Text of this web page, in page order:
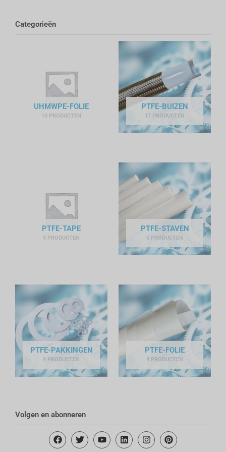
Categorieën
UHMWPE-FOLIE
10 PRODUCTEN
PTFE-BUIZEN
17 PRODUCTEN
PTFE-TAPE
5 PRODUCTEN
PTFE-STAVEN
6 PRODUCTEN
PTFE-PAKKINGEN
9 PRODUCTEN
PTFE-FOLIE
4 PRODUCTEN
Volgen en abonneren
F
a
T
w
Y
o
L
i
I
n
P
i